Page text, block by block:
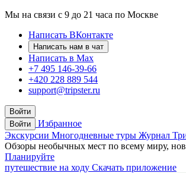
Мы на связи с 9 до 21 часа по Москве
Написать ВКонтакте
Написать нам в чат
Написать в Max
+7 495 146-39-66
+420 228 889 544
support@tripster.ru
Войти
Войти
Избранное
Экскурсии Многодневные туры Журнал
Обзоры необычных мест по всему миру,
Планируйте
путешествие на ходу Скачать приложение